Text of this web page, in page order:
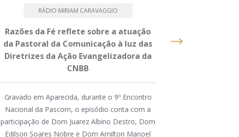
RÁDIO MIRIAM CARAVAGGIO
Razões da Fé reflete sobre a atuação
da Pastoral da Comunicação à luz das
Diretrizes da Ação Evangelizadora da
CNBB
Gravado em Aparecida, durante o 9º Encontro
Nacional da Pascom, o episódio conta com a
participação de Dom Juarez Albino Destro, Dom
Edilson Soares Nobre e Dom Amilton Manoel
um dia intenso